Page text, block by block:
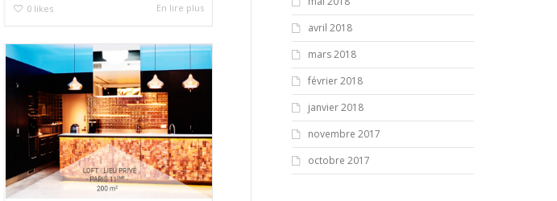
0 likes En lire plus
avril 2018
mars 2018
février 2018
janvier 2018
novembre 2017
octobre 2017